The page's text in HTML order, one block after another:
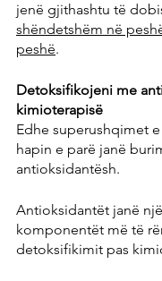
jenë gjithashtu të
shëndetshëm në
peshë.
Detoksifikojeni me
kimioterapisë
Edhe superushqimet
hapin e parë janë
antioksidantësh.
Antioksidantët janë
komponentët më të
detoksifikimit pas